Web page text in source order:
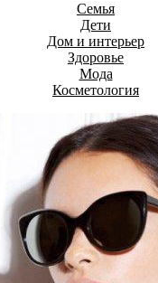
Семья
Дети
Дом и интерьер
Здоровье
Мода
Косметология